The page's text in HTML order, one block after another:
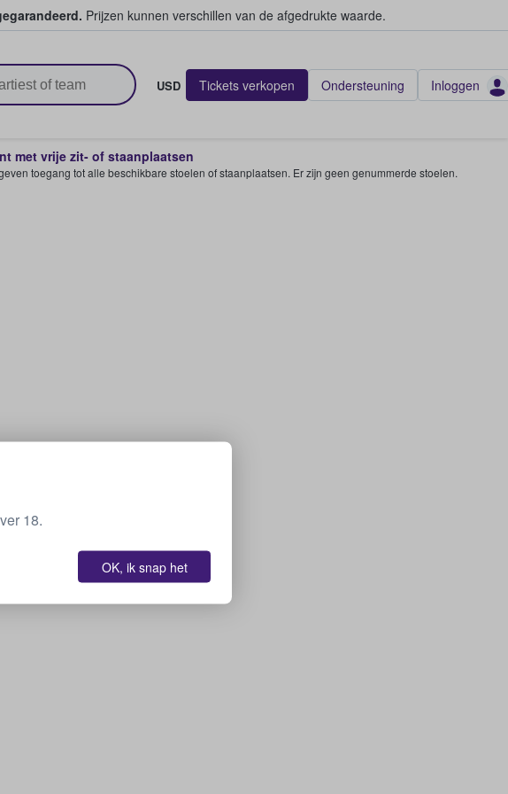
Prijzen kunnen verschillen van de afgedrukte waarde.
USD Tickets verkopen Ondersteuning Inloggen
met vrije zit- of staanplaatsen
toegang tot alle beschikbare stoelen of staanplaatsen. Er zijn geen genummerde stoelen.
18.
OK, ik snap het